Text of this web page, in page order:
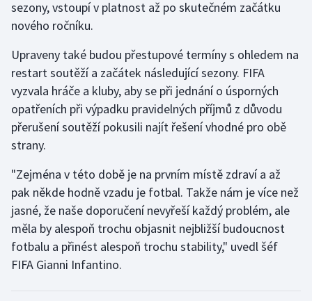
Jezdectví
Judo
Krasobruslení
Lezení
Moderní pětiboj
Motorsport
Olympijské hry
sezony, vstoupí v platnost až po skutečném začátku
nového ročníku.
Upraveny také budou přestupové termíny s ohledem na
restart soutěží a začátek následující sezony. FIFA
vyzvala hráče a kluby, aby se při jednání o úsporných
opatřeních při výpadku pravidelných příjmů z důvodu
přerušení soutěží pokusili najít řešení vhodné pro obě
strany.
"Zejména v této době je na prvním místě zdraví a až
pak někde hodně vzadu je fotbal. Takže nám je více než
jasné, že naše doporučení nevyřeší každý problém, ale
měla by alespoň trochu objasnit nejbližší budoucnost
fotbalu a přinést alespoň trochu stability," uvedl šéf
FIFA Gianni Infantino.